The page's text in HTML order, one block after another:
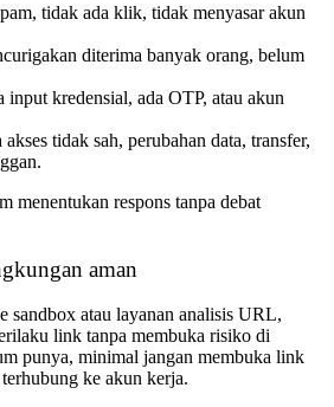
tidak ada klik, tidak menyasar akun
diterima banyak orang, belum
input kredensial, ada OTP, atau akun
akses tidak sah, perubahan data, transfer,
menentukan respons tanpa debat
aman
sandbox atau layanan analisis URL,
link tanpa membuka risiko di
punya, minimal jangan membuka link
ke akun kerja.